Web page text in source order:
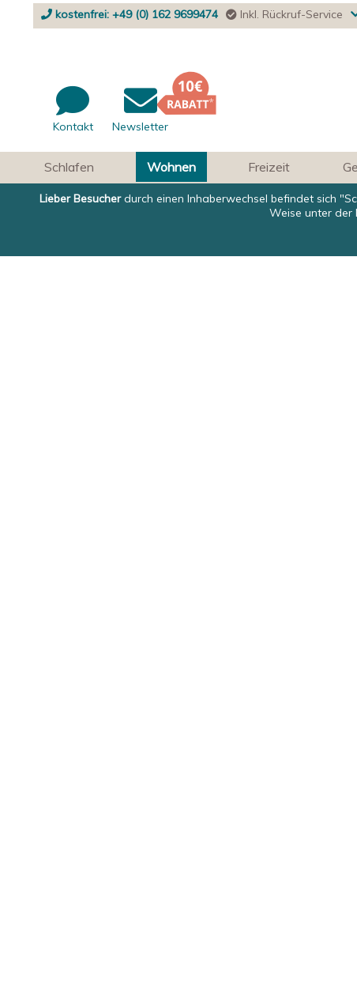
kostenfrei: +49 (0) 162 9699474
Inkl. Rückruf-Service
Kontakt Newsletter
Schlafen Wohnen Freizeit
Lieber Besucherdurch einen Inhaberwechsel befindet sich
Weise unter der